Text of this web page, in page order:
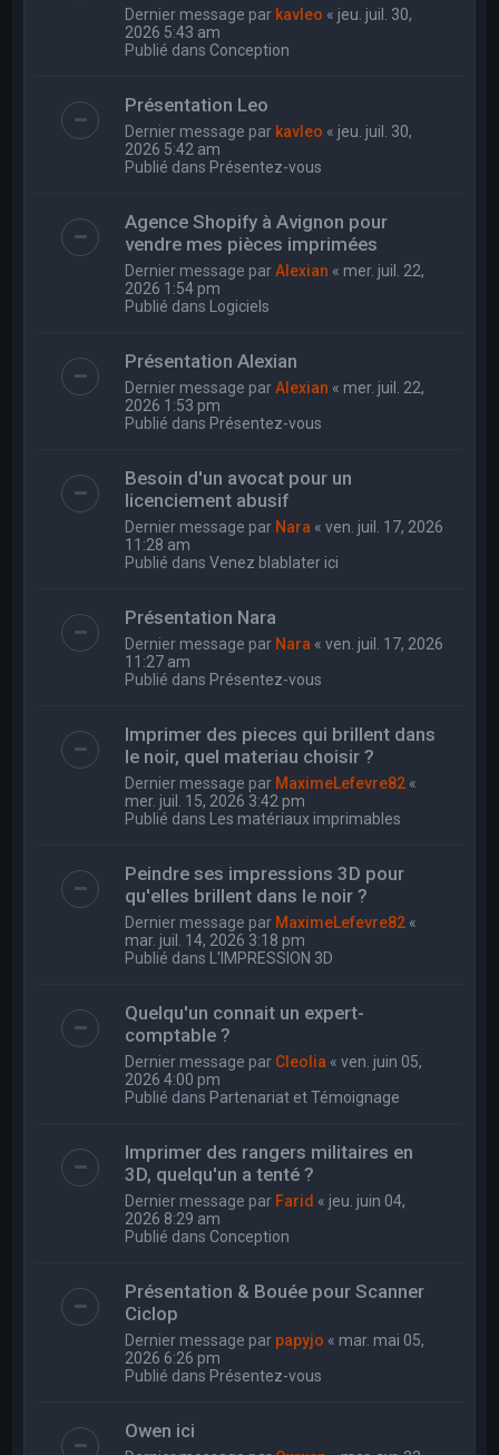
Dernier message par kavleo « jeu. juil. 30,
2026 5:43 am
Publié dans Conception
Présentation Leo
Dernier message par kavleo « jeu. juil. 30,
2026 5:42 am
Publié dans Présentez-vous
Agence Shopify à Avignon pour
vendre mes pièces imprimées
Dernier message parAlexian « mer. juil. 22,
2026 1:54 pm
Publié dans Logiciels
Présentation Alexian
Dernier message parAlexian « mer. juil. 22,
2026 1:53 pm
Publié dans Présentez-vous
Besoin d'un avocat pour un
licenciement abusif
Dernier message par Nara «ven. juil. 17, 2026
11:28 am
Publié dansVenez blablater ici
Présentation Nara
Dernier message par Nara «ven. juil. 17, 2026
11:27 am
Publié dans Présentez-vous
Imprimer des pieces qui brillent dans
le noir, quel materiau choisir ?
Dernier message par MaximeLefevre82 «
mer. juil. 15, 2026 3:42 pm
Publié dans Les matériaux imprimables
Peindre ses impressions 3D pour
qu'elles brillent dans le noir ?
Dernier message par MaximeLefevre82 «
mar. juil. 14, 2026 3:18 pm
Publié dans L'IMPRESSION 3D
Quelqu'un connait un expert-
comptable ?
Dernier message par Cleolia «ven. juin 05,
2026 4:00 pm
Publié dans Partenariat et Témoignage
Imprimer des rangers militaires en
3D, quelqu'un a tenté ?
Dernier message par Farid « jeu. juin 04,
2026 8:29 am
Publié dans Conception
Présentation & Bouée pour Scanner
Ciclop
Dernier message par papyjo « mar. mai 05,
2026 6:26 pm
Publié dans Présentez-vous
Owen ici